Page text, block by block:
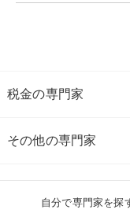
税金の専門家
その他の専門家
自分で専門家を探